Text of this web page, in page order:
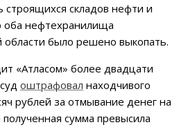
строящихся складов нефти и
оба нефтехранилища
области было решено выкопать.
«Атласом» более двадцати
оштрафовал находчивого
рублей за отмывание денег на
сумма превысила